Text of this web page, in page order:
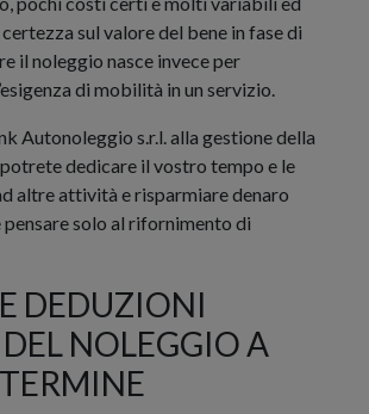
sul valore del bene in fase di
il noleggio nasce invece per
di mobilità in un servizio.
Autonoleggio s.r.l. alla gestione della
dedicare il vostro tempo e le
altre attività e risparmiare denaro
solo al rifornimento di
DEDUZIONI
NOLEGGIO A